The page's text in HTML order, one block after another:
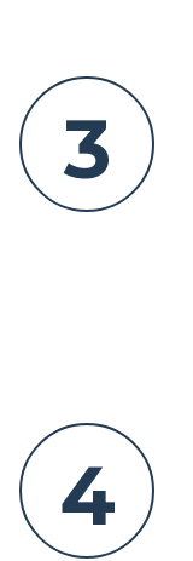
3
4